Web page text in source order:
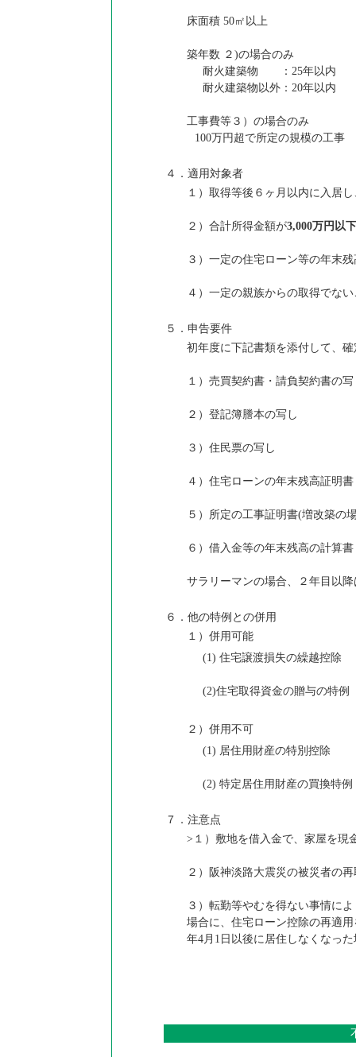
床面積 50㎡以上
築年数 ２)の場合のみ
耐火建築物 ：25年以内
耐火建築物以外：20年以内
工事費等３）の場合のみ
100万円超で所定の規模の工事
４．適用対象者
１）取得等後６ヶ月以内に入居
２）合計所得金額が3,000万円以下
３）一定の住宅ローン等の年末
４）一定の親族からの取得でな
５．申告要件
初年度に下記書類を添付して、
１）売買契約書・請負契約書の写
２）登記簿謄本の写し
３）住民票の写し
４）住宅ローンの年末残高証明書
５）所定の工事証明書(増改築の
６）借入金等の年末残高の計算書
サラリーマンの場合、２年目以
６．他の特例との併用
１）併用可能
(1) 住宅譲渡損失の繰越控除
(2)住宅取得資金の贈与の特例
２）併用不可
(1) 居住用財産の特別控除
(2) 特定居住用財産の買換特例
７．注意点
>１）敷地を借入金で、家屋を現
２）阪神淡路大震災の被災者の
３）転勤等やむを得ない事情に
場合に、住宅ローン控除の再適
年4月1日以後に居住しなくなっ